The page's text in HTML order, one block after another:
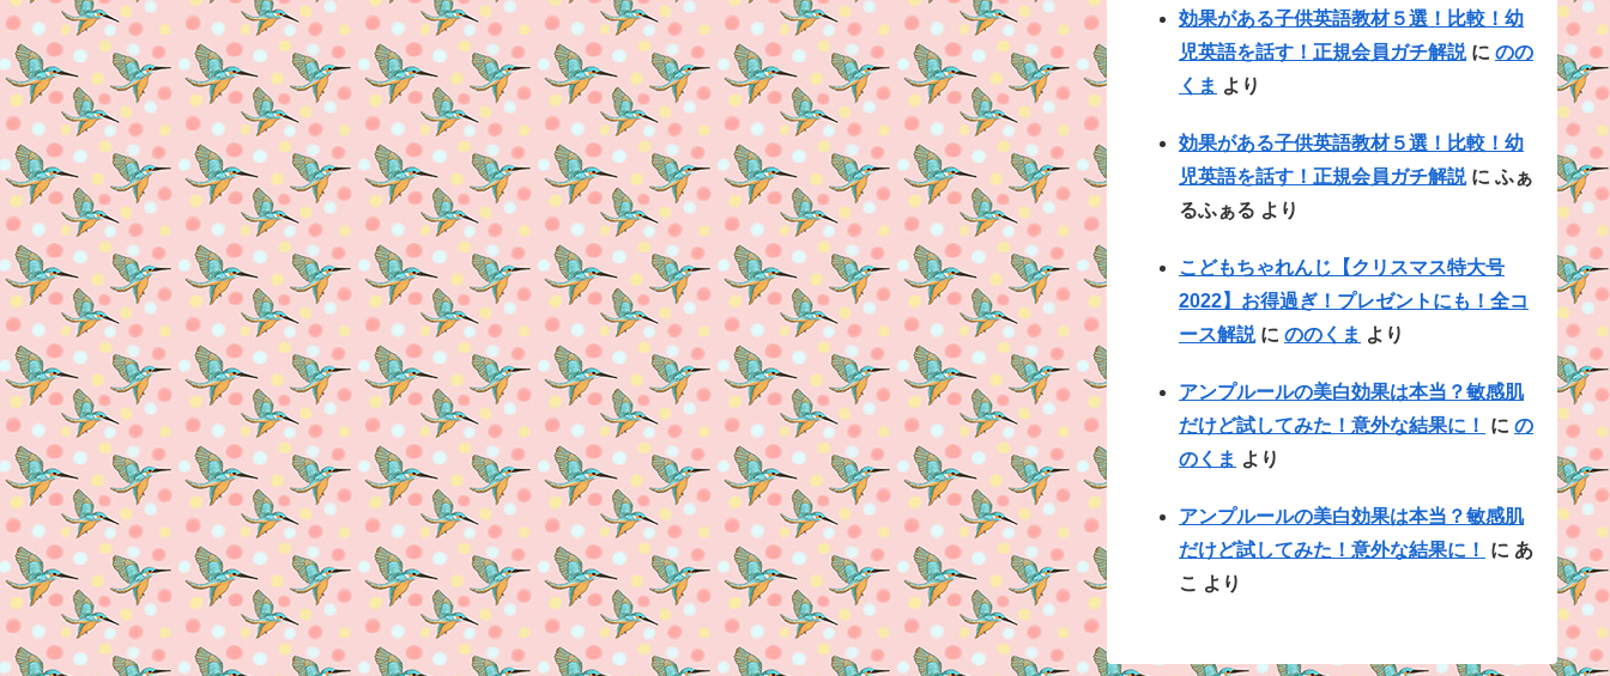
効果がある子供英語教材５選！比較！幼
児英語を話す！正規会員ガチ解説に のの
くま より
効果がある子供英語教材５選！比較！幼
児英語を話す！正規会員ガチ解説に ふぁ
るふぁる より
こどもちゃれんじ【クリスマス特大号
2022】お得過ぎ！プレゼントにも！全コ
ース解説に ののくま より
アンプルールの美白効果は本当？敏感肌
だけど試してみた！意外な結果に！
に の
のくま より
アンプルールの美白効果は本当？敏感肌
だけど試してみた！意外な結果に！
に あ
こ より